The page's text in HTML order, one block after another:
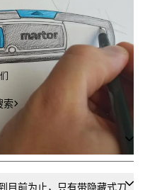
目前为止，只有带隐藏式刀
供支持 。
索